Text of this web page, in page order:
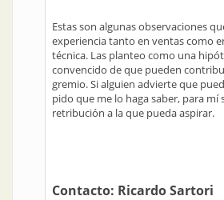
Estas son algunas observaciones
experiencia tanto en ventas como
técnica. Las planteo como una
convencido de que pueden
gremio. Si alguien advierte que
pido que me lo haga saber, para mí
retribución a la que pueda aspirar.
Contacto: Ricardo Sartori